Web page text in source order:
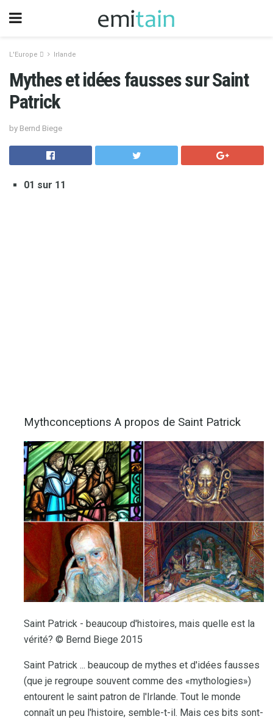
L'Europe  Irlande
Mythes et idées fausses sur Saint
Patrick
by Bernd Biege
01 sur 11
Mythconceptions A propos de Saint Patrick
Saint Patrick - beaucoup d'histoires, mais quelle est la
vérité? © Bernd Biege 2015
Saint Patrick ... beaucoup de mythes et d'idées fausses
(que je regroupe souvent comme des «mythologies»)
entourent le saint patron de l'Irlande. Tout le monde
connaît un peu l'histoire, semble-t-il. Mais ces bits sont-